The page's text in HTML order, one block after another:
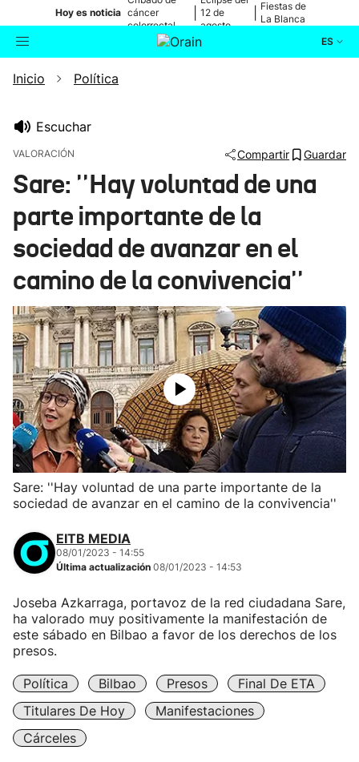
Hoy es noticia cáncer
colorrectal
12 de
agosto
Fiestas de
La Blanca
ES
Buscador
Ikusmiran
Eguraldia
Inicio Política
Escuchar
VALORACIÓN Compartir Guardar
Sare: ''Hay voluntad de una
parte importante de la
sociedad de avanzar en el
camino de la convivencia''
Sare: ''Hay voluntad de una parte importante de la
sociedad de avanzar en el camino de la convivencia''
EITB MEDIA
08/01/2023 - 14:55
Última actualización 08/01/2023 - 14:53
Joseba Azkarraga, portavoz de la red ciudadana Sare,
ha valorado muy positivamente la manifestación de
este sábado en Bilbao a favor de los derechos de los
presos.
Política Bilbao Presos
Final De ETA
Titulares De Hoy
Manifestaciones
Cárceles